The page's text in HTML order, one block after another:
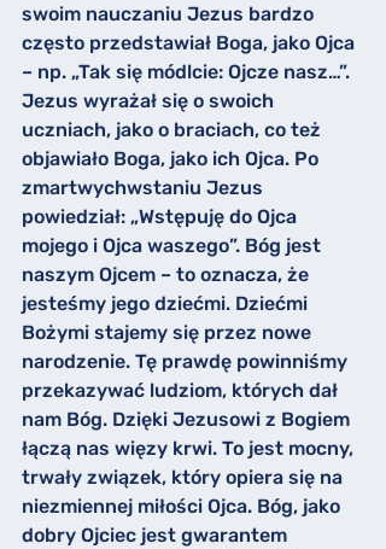
swoim nauczaniu Jezus bardzo
często przedstawiał Boga, jako Ojca
– np. „Tak się módlcie: Ojcze nasz…”.
Jezus wyrażał się o swoich
uczniach, jako o braciach, co też
objawiało Boga, jako ich Ojca. Po
zmartwychwstaniu Jezus
powiedział: „Wstępuję do Ojca
mojego i Ojca waszego”. Bóg jest
naszym Ojcem – to oznacza, że
jesteśmy jego dziećmi. Dziećmi
Bożymi stajemy się przez nowe
narodzenie. Tę prawdę powinniśmy
przekazywać ludziom, których dał
nam Bóg. Dzięki Jezusowi z Bogiem
łączą nas więzy krwi. To jest mocny,
trwały związek, który opiera się na
niezmiennej miłości Ojca. Bóg, jako
dobry Ojciec jest gwarantem